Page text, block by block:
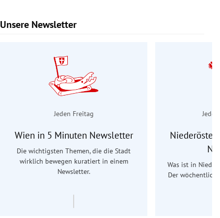
Unsere Newsletter
Slide 1 von 9
Jeden Freitag
Wien in 5 Minuten Newsletter
Die wichtigsten Themen, die die Stadt
wirklich bewegen kuratiert in einem
Newsletter.
Was ist in
Der